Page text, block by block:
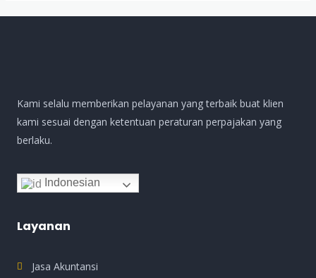
Kami selalu memberikan pelayanan yang terbaik buat klien
kami sesuai dengan ketentuan peraturan perpajakan yang
berlaku.
Indonesian
Layanan
Jasa Akuntansi